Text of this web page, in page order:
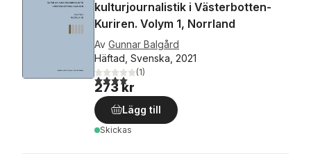
kulturjournalistik i Västerbotten-
Kuriren. Volym 1, Norrland
Av Gunnar Balgård
Häftad, Svenska, 2021
4,0utav 5 stjärnor. Totalt antal röster:
(1)
273 kr
Lägg till
Skickas